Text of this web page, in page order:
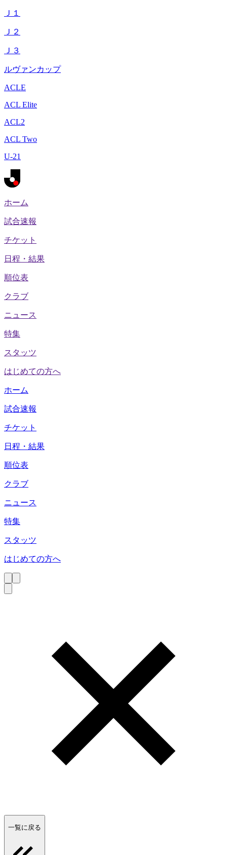
Ｊ１
Ｊ２
Ｊ３
ルヴァンカップ
ACLE
ACL Elite
ACL2
ACL Two
U-21
ホーム
試合速報
チケット
日程・結果
順位表
クラブ
ニュース
特集
スタッツ
はじめての方へ
ホーム
試合速報
チケット
日程・結果
順位表
クラブ
ニュース
特集
スタッツ
はじめての方へ
一覧に戻る